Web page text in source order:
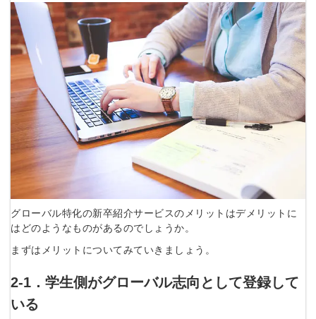
グローバル特化の新卒紹介サービスのメリットはデメリットに
はどのようなものがあるのでしょうか。
まずはメリットについてみていきましょう。
2‐1．学生側がグローバル志向として登録して
いる